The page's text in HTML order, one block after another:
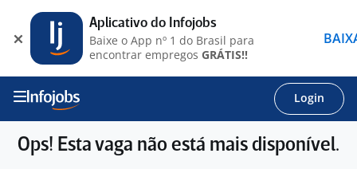
Login
Ops! Esta vaga não está mais disponível.
Aplicativo do Infojobs
Baixe o App nº 1 do Brasil para
encontrar empregos GRÁTIS!!